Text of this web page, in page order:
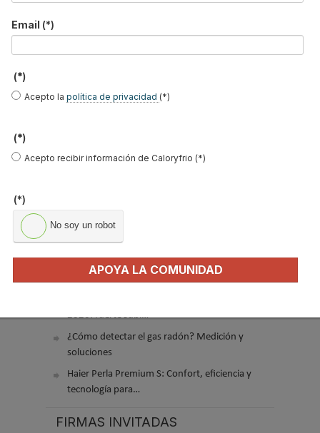
Recuperadores de calor: qué son, cómo
funcionan y cuándo son…
Consejos para ahorrar con el aire
2026: fuerte subi…
¿Cómo detectar el gas radón? Medición y
soluciones
Haier Perla Premium S: Confort, eficiencia y
tecnología para…
FIRMAS INVITADAS
Email (*)
(*)
Acepto la política de privacidad (*)
(*)
Acepto recibir información de Caloryfrio (*)
(*)
No soy un robot
APOYA LA COMUNIDAD